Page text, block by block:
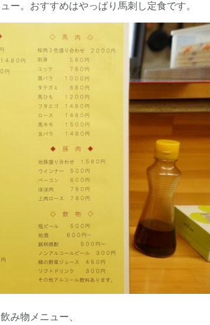
ー。おすすめはやっぱり馬刺し定食です。
み物メニュー、